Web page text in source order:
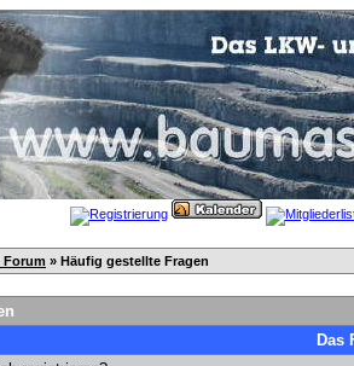
Forum » Häufig gestellte Fragen
Das